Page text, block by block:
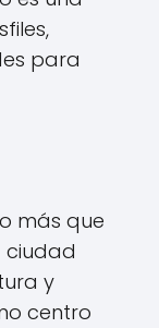
para
más que
ciudad
y
centro